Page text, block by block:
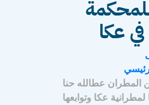
عكا
المطران عطالله حنا
عكا وتوابعها